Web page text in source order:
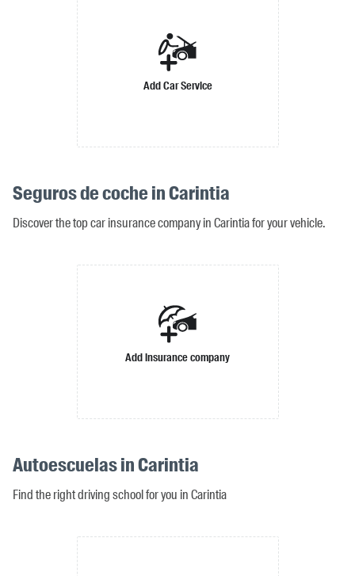
Add Car Service
Seguros de coche in Carintia
Discover the top car insurance company in Carintia for your vehicle.
Add insurance company
Autoescuelas in Carintia
Find the right driving school for you in Carintia